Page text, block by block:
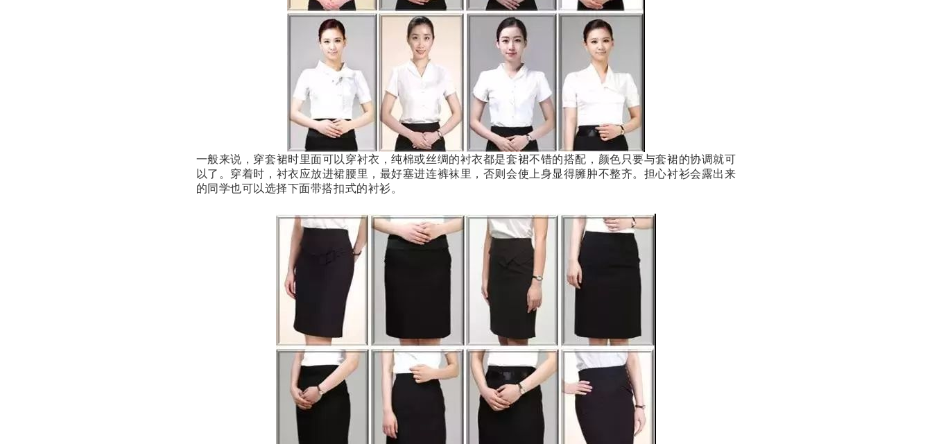
一般来说，穿套裙时里面可以穿衬衣，纯棉或丝绸的衬衣都是套裙不错的搭配，颜色只要与套裙的协调就可
以了。穿着时，衬衣应放进裙腰里，最好塞进连裤袜里，否则会使上身显得臃肿不整齐。担心衬衫会露出来
的同学也可以选择下面带搭扣式的衬衫。